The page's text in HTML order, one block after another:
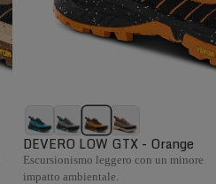
DEVERO LOW GTX - Orange
Escursionismo leggero con un minore
impatto ambientale.